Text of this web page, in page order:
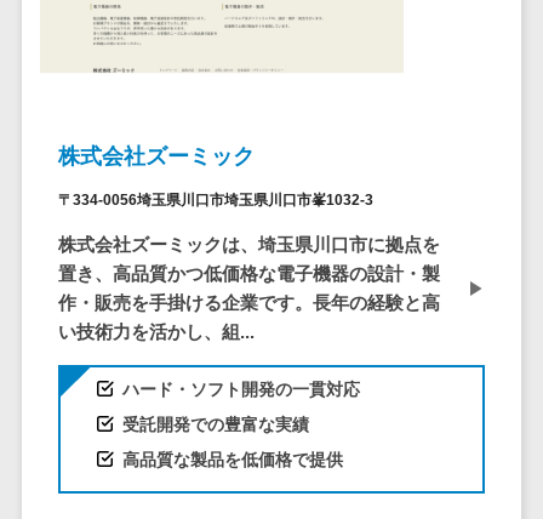
店舗業務支援システム>
医療・介護業界向け
介護ソフト>
オンライン診療システム>
オンコール代行サービス>
訪問看護ステーション向けサービ
ス>
健康診断システム>
診療予約システム>
デジタルサイ
グループウェ
Web会議シス
テム
プロジェクト
管理ツール
電子証明書サ
ービス
ービス
株式会社ズーミック
〒334-0056埼玉県川口市埼玉県川口市峯1032-3
株式会社ズーミックは、埼玉県川口市に拠点を
置き、高品質かつ低価格な電子機器の設計・製
作・販売を手掛ける企業です。長年の経験と高
い技術力を活かし、組...
ハード・ソフト開発の一貫対応
受託開発での豊富な実績
高品質な製品を低価格で提供